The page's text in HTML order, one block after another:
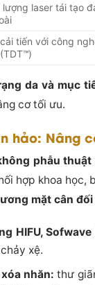
lượng laser tái tạo
tiến với công
da và mục
cơ tối ưu.
hảo: Nâng
phẫu thuật
hợp khoa học,
mặt cân
HIFU,
xệ.
nhăn: thư